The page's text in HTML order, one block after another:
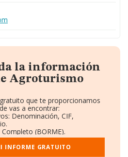
la información
Agroturismo
que te proporcionamos
vas a encontrar:
Denominación, CIF,
(BORME).
Ventas y Empleados.
y Administradores.
INFORME GRATUITO